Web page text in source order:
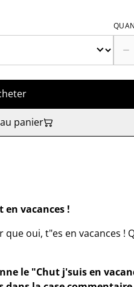
panier
en vacances !
oui, t"es en vacances !
le "Chut j'suis en